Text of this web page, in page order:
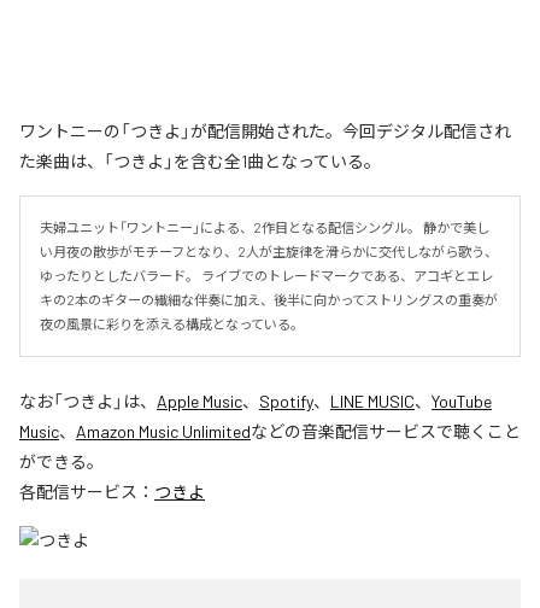
ワントニーの「つきよ」が配信開始された。今回デジタル配信され
た楽曲は、「つきよ」を含む全1曲となっている。
夫婦ユニット「ワントニー」による、2作目となる配信シングル。 静かで美し
い月夜の散歩がモチーフとなり、2人が主旋律を滑らかに交代しながら歌う、
ゆったりとしたバラード。 ライブでのトレードマークである、アコギとエレ
キの2本のギターの繊細な伴奏に加え、後半に向かってストリングスの重奏が
夜の風景に彩りを添える構成となっている。
なお「つきよ 」は、 Apple Music、 Spotify、 LINE MUSIC、 YouTube
Music、 Amazon Music Unlimitedなどの音楽配信サービスで聴くこと
ができる。
各配信サービス： つきよ